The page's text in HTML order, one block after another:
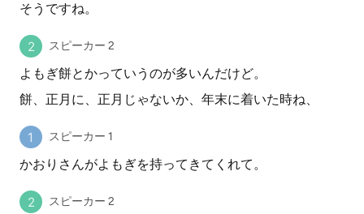
そうですね。
スピーカー 2
よもぎ餅とかっていうのが多いんだけど。
餅、正月に、正月じゃないか、年末に着いた時ね、
スピーカー 1
かおりさんがよもぎを持ってきてくれて。
スピーカー 2